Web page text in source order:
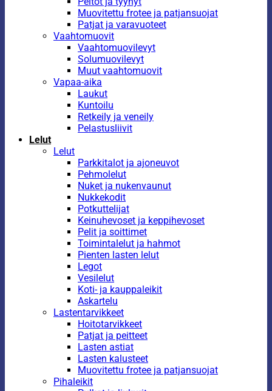
Muovitettu frotee ja patjansuojat
Patjat ja varavuoteet
Vaahtomuovit
Vaahtomuovilevyt
Solumuovilevyt
Muut vaahtomuovit
Vapaa-aika
Laukut
Kuntoilu
Retkeily ja veneily
Pelastusliivit
Lelut
Lelut
Parkkitalot ja ajoneuvot
Pehmolelut
Nuket ja nukenvaunut
Nukkekodit
Potkuttelijat
Keinuhevoset ja keppihevoset
Pelit ja soittimet
Toimintalelut ja hahmot
Pienten lasten lelut
Legot
Vesilelut
Koti- ja kauppaleikit
Askartelu
Lastentarvikkeet
Hoitotarvikkeet
Patjat ja peitteet
Lasten astiat
Lasten kalusteet
Muovitettu frotee ja patjansuojat
Pihaleikit